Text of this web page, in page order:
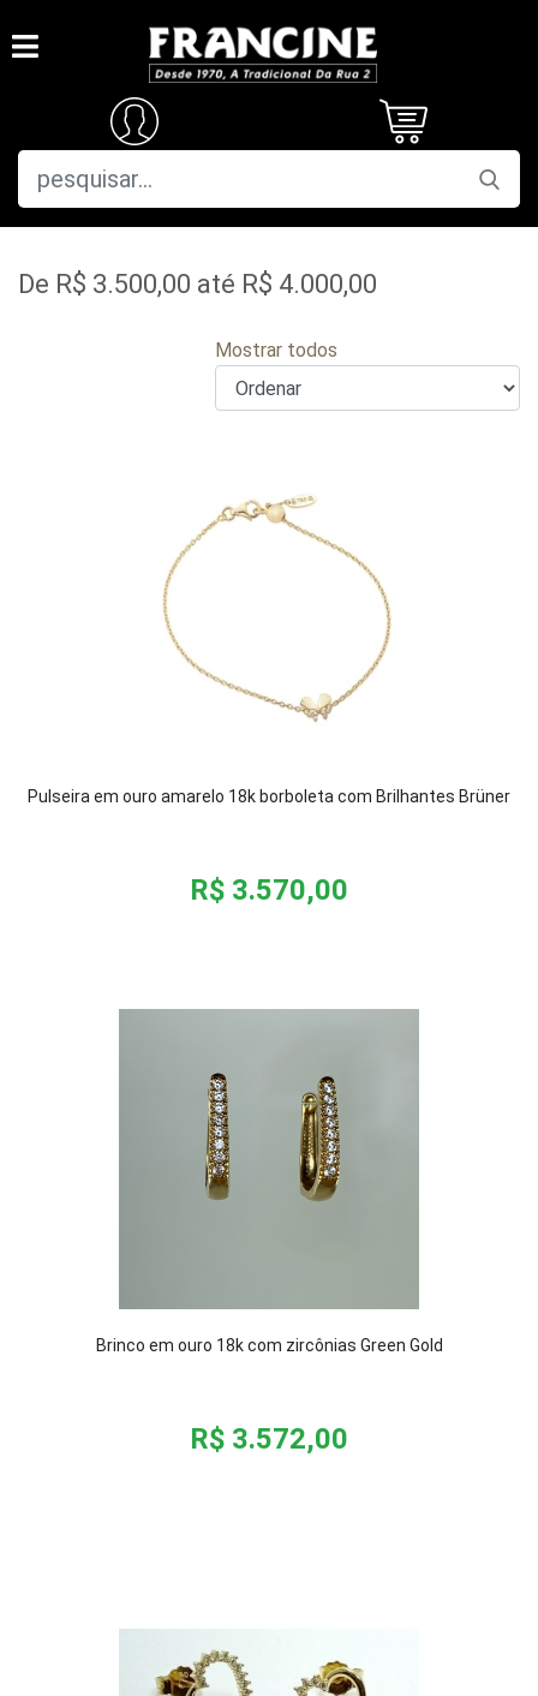
De R$ 3.500,00 até R$ 4.000,00
Mostrar todos
Pulseira em ouro amarelo 18k borboleta com Brilhantes Brüner
R$ 3.570,00
Brinco em ouro 18k com zircônias Green Gold
R$ 3.572,00